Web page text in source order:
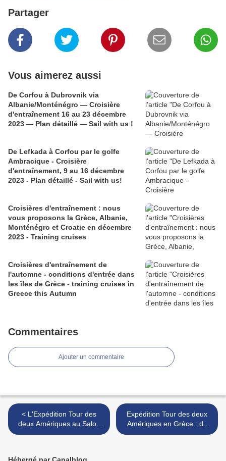
Partager
Vous aimerez aussi
De Corfou à Dubrovnik via
Albanie/Monténégro — Croisière
d'entraînement 16 au 23 décembre
2023 — Plan détaillé — Sail with us !
De Lefkada à Corfou par le golfe
Ambracique - Croisière
d'entraînement, 9 au 16 décembre
2023 - Plan détaillé - Sail with us!
Croisières d'entraînement : nous
vous proposons la Grèce, Albanie,
Monténégro et Croatie en décembre
2023 - Training cruises
Croisières d'entraînement de
l'automne - conditions d'entrée dans
les îles de Grèce - training cruises in
Greece this Autumn
Commentaires
Ajouter un commentaire
< L'Expédition Tour des
deux Amériques au Salon
Made in Jura - Tour des
Expédition Tour des deux
Amériques en Grèce : de
Gaios à Preveza - T2A